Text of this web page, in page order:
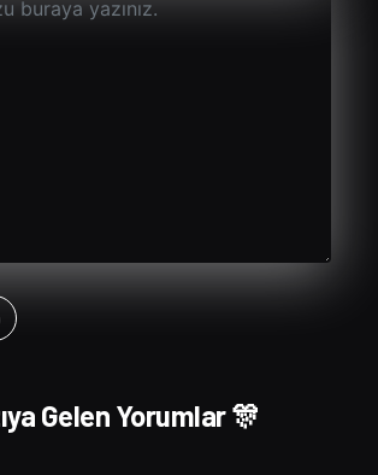
Gelen Yorumlar 🎊